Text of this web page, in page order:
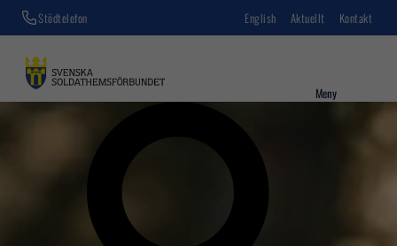
Stödtelefon English Aktuellt Kontakt